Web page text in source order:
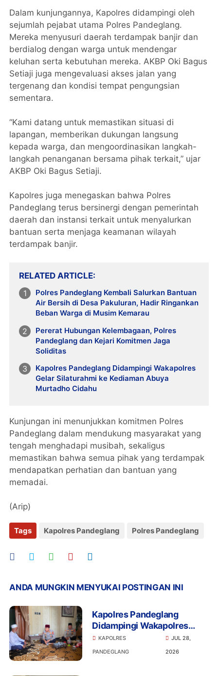
Dalam kunjungannya, Kapolres didampingi oleh
sejumlah pejabat utama Polres Pandeglang.
Mereka menyusuri daerah terdampak banjir dan
berdialog dengan warga untuk mendengar
keluhan serta kebutuhan mereka. AKBP Oki Bagus
Setiaji juga mengevaluasi akses jalan yang
tergenang dan kondisi tempat pengungsian
sementara.
“Kami datang untuk memastikan situasi di
lapangan, memberikan dukungan langsung
kepada warga, dan mengoordinasikan langkah-
langkah penanganan bersama pihak terkait,” ujar
AKBP Oki Bagus Setiaji.
Kapolres juga menegaskan bahwa Polres
Pandeglang terus bersinergi dengan pemerintah
daerah dan instansi terkait untuk menyalurkan
bantuan serta menjaga keamanan wilayah
terdampak banjir.
RELATED ARTICLE
Polres Pandeglang Kembali Salurkan Bantuan
Air Bersih di Desa Pakuluran, Hadir Ringankan
Beban Warga di Musim Kemarau
Pererat Hubungan Kelembagaan, Polres
Pandeglang dan Kejari Komitmen Jaga
Soliditas
Kapolres Pandeglang Didampingi Wakapolres
Gelar Silaturahmi ke Kediaman Abuya
Murtadho Cidahu
Kunjungan ini menunjukkan komitmen Polres
Pandeglang dalam mendukung masyarakat yang
tengah menghadapi musibah, sekaligus
memastikan bahwa semua pihak yang terdampak
mendapatkan perhatian dan bantuan yang
memadai.
(Arip)
Tags Kapolres Pandeglang Polres Pandeglang
ANDA MUNGKIN MENYUKAI POSTINGAN INI
Kapolres Pandeglang
Didampingi Wakapolres
Gelar Silaturahmi ke
Kediaman Abuya Murtadho
KAPOLRES
PANDEGLANG
JUL 28,
2026